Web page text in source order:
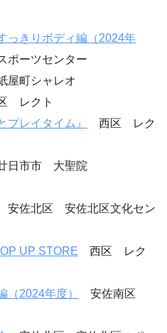
っきりボディ編（2024年
ポーツセンター
町シャレオ
レクト
プレイタイム』
西区 レク
日市市 大聖院
安佐北区 安佐北区文化セン
UP STORE 西区 レク
（2024年度）
安佐南区